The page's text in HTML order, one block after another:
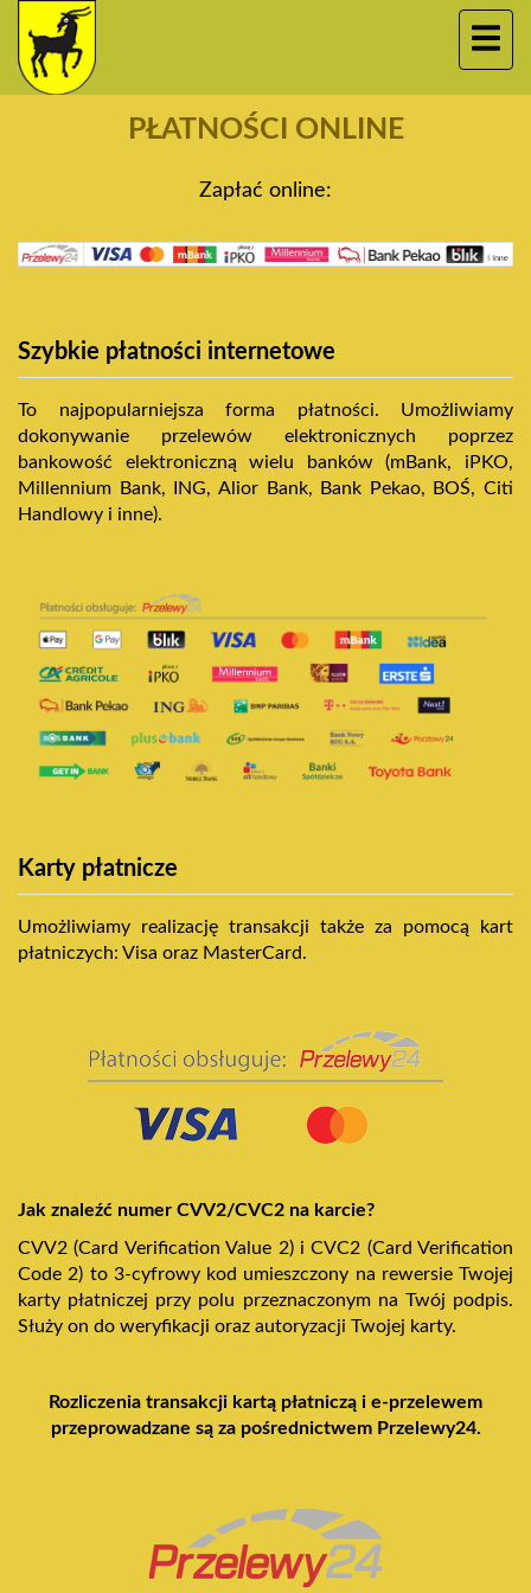
PŁATNOŚCI ONLINE
Zapłać online:
Szybkie płatności internetowe
To najpopularniejsza forma płatności. Umożliwiamy
dokonywanie przelewów elektronicznych poprzez
bankowość elektroniczną wielu banków (mBank, iPKO,
Millennium Bank, ING, Alior Bank, Bank Pekao, BOŚ, Citi
Handlowy i inne).
Karty płatnicze
Umożliwiamy realizację transakcji także za pomocą kart
płatniczych: Visa oraz MasterCard.
Jak znaleźć numer CVV2/CVC2 na karcie?
CVV2 (Card Verification Value 2) i CVC2 (Card Verification
Code 2) to 3-cyfrowy kod umieszczony na rewersie Twojej
karty płatniczej przy polu przeznaczonym na Twój podpis.
Służy on do weryfikacji oraz autoryzacji Twojej karty.
Rozliczenia transakcji kartą płatniczą i e-przelewem
przeprowadzane są za pośrednictwem Przelewy24.